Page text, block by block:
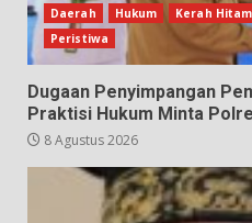
Daerah Hukum Kerah Hitam
Peristiwa
Dugaan Penyimpangan
Praktisi Hukum Minta
8 Agustus 2026